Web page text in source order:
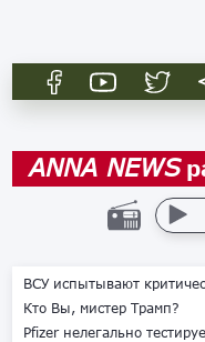
ANNA NEWS
ВСУ испытывают
Кто Вы, мистер Трамп?
Pfizer нелегально